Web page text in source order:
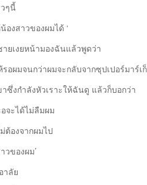
ๆนี้
องสาวของผมได้ ‘
ยเงยหน้ามองฉันแล้วพูดว่า
อผมจนกว่าผมจะกลับจากซุปเปอร์มาร์เ
ซึ่งกำลังหัวเราะให้ฉันดู แล้วก็บอกว่า
จะได้ไม่ลืมผม
ต้องจากผมไป
วของผม’
าลัย